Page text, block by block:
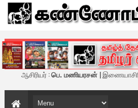
கண்ணோட்டம் -
ஆசிரியர் :பெ. மணியரசன் |